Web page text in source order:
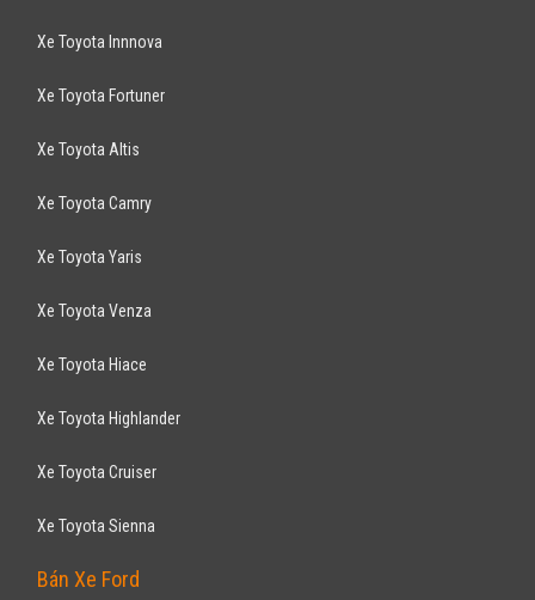
Xe Toyota Innnova
Xe Toyota Fortuner
Xe Toyota Altis
Xe Toyota Camry
Xe Toyota Yaris
Xe Toyota Venza
Xe Toyota Hiace
Xe Toyota Highlander
Xe Toyota Cruiser
Xe Toyota Sienna
Bán Xe Ford